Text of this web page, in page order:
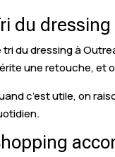
du
tri du dressing à
une retouche, et
c’est utile, on